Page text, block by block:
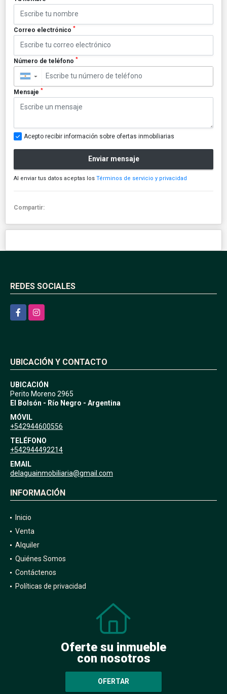
Correo electrónico *
Número de teléfono *
▼
Mensaje *
Acepto recibir información sobre ofertas inmobiliarias
Enviar mensaje
Al enviar tus datos aceptas los Términos de servicio y privacidad
Compartir:
REDES SOCIALES
FacebookInstagram
UBICACIÓN Y CONTACTO
UBICACIÓN
Perito Moreno 2965
El Bolsón - Río Negro - Argentina
MÓVIL
+542944600556
TELÉFONO
+542944492214
EMAIL
delaguainmobiliaria@gmail.com
INFORMACIÓN
Inicio
Venta
Alquiler
Quiénes Somos
Contáctenos
Políticas de privacidad
Oferte su inmueble
con nosotros
OFERTAR